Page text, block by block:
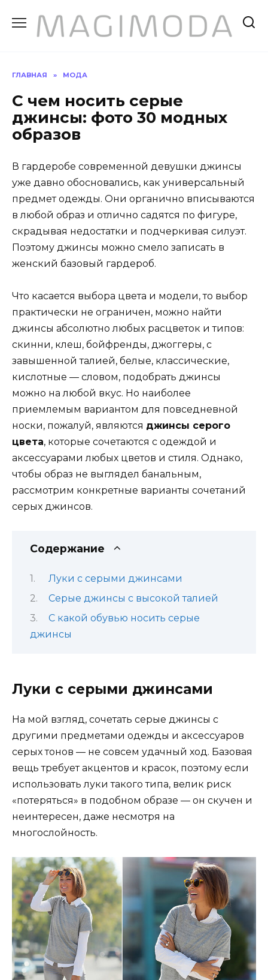
содержанию
ГЛАВНАЯ » МОДА
С чем носить серые
джинсы: фото 30 модных
образов
В гардеробе современной девушки джинсы
уже давно обосновались, как универсальный
предмет одежды. Они органично вписываются
в любой образ и отлично садятся по фигуре,
скрадывая недостатки и подчеркивая силуэт.
Поэтому джинсы можно смело записать в
женский базовый гардероб.
Что касается выбора цвета и модели, то выбор
практически не ограничен, можно найти
джинсы абсолютно любых расцветок и типов:
скинни, клеш, бойфренды, джоггеры, с
завышенной талией, белые, классические,
кислотные — словом, подобрать джинсы
можно на любой вкус. Но наиболее
приемлемым вариантом для повседневной
носки, пожалуй, являются джинсы серого
цвета, которые сочетаются с одеждой и
аксессуарами любых цветов и стиля. Однако,
чтобы образ не выглядел банальным,
рассмотрим конкретные варианты сочетаний
серых джинсов.
Содержание
Луки с серыми джинсами
Серые джинсы с высокой талией
С какой обувью носить серые
джинсы
Луки с серыми джинсами
На мой взгляд, сочетать серые джинсы с
другими предметами одежды и аксессуаров
серых тонов — не совсем удачный ход. Базовая
вещь требует акцентов и красок, поэтому если
использовать луки такого типа, велик риск
«потеряться» в подобном образе — он скучен и
неинтересен, даже несмотря на
многослойность.